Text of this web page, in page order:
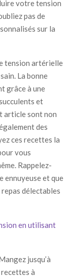
votre tension
pas de
sur la
tension artérielle
La bonne
grâce à une
et
article sont non
des
ces recettes la
vous
Rappelez-
ennuyeuse et que
délectables
en utilisant
jusqu’à
à